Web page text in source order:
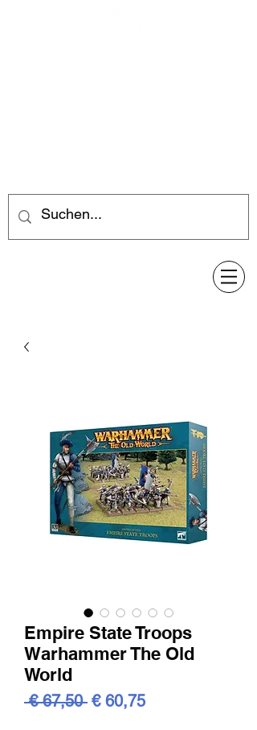
Empire State Troops
Warhammer The Old
World
€ 67,50 Standardpreis
€ 60,75Sale-